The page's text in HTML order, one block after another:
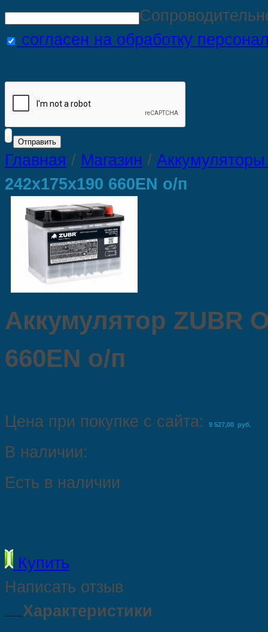
согласен на обработку
Главная / Магазин /
242х175х190 660EN о/п
Аккумулятор ZUBR
660EN о/п
Цена при покупке с сайта: 9 527,00 руб.
В наличии:
Есть в наличии
Купить
Написать отзыв
Характеристики